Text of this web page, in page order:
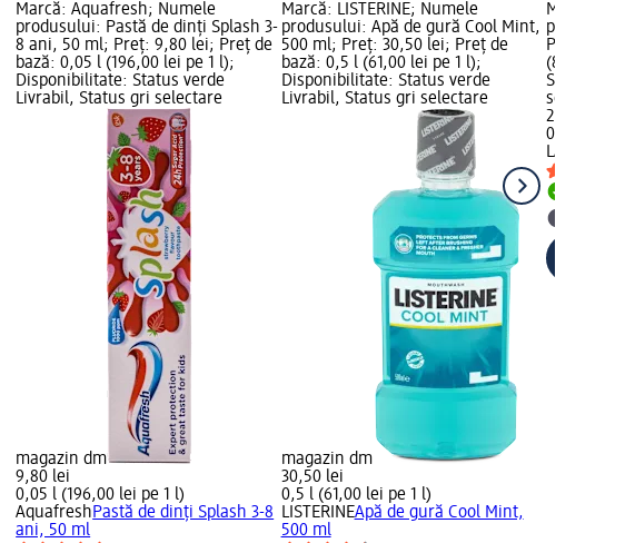
Marcă: Aquafresh; Numele
produsului: Pastă de dinți Splash 3-
8 ani, 50 ml; Preț: 9,80 lei; Preț de
bază: 0,05 l (196,00 lei pe 1 l);
Disponibilitate: Status verde
Livrabil, Status gri selectare
magazin dm
9,80 lei
0,05 l (196,00 lei pe 1 l)
AquafreshPastă de dinți Splash 3-8
ani, 50 ml
Marcă: LISTERINE; Numele
produsului: Apă de gură Cool Mint,
500 ml; Preț: 30,50 lei; Preț de
bază: 0,5 l (61,00 lei pe 1 l);
Disponibilitate: Status verde
Livrabil, Status gri selectare
magazin dm
30,50 lei
0,5 l (61,00 lei pe 1 l)
LISTERINEApă de gură Cool Mint,
500 ml
Marcă:
produsului:
Preț: 24,30
(81,00 lei
Status
selectare
24,30 lei
0,3 l (81,00
LACALUT